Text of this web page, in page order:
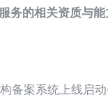
务的相关资质与能
备案系统上线启